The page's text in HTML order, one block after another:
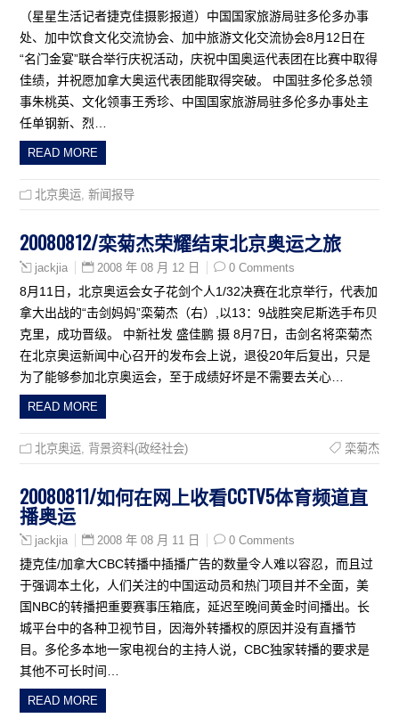
（星星生活记者捷克佳摄影报道）中国国家旅游局驻多伦多办事
处、加中饮食文化交流协会、加中旅游文化交流协会8月12日在
“名门金宴”联合举行庆祝活动，庆祝中国奥运代表团在比赛中取得
佳绩，并祝愿加拿大奥运代表团能取得突破。 中国驻多伦多总领
事朱桃英、文化领事王秀珍、中国国家旅游局驻多伦多办事处主
任单钢新、烈…
READ MORE
北京奥运 ,新闻报导
20080812/栾菊杰荣耀结束北京奥运之旅
jackjia 2008 年 08 月 12 日 0 Comments
8月11日，北京奥运会女子花剑个人1/32决赛在北京举行，代表加
拿大出战的“击剑妈妈”栾菊杰（右）,以13：9战胜突尼斯选手布贝
克里，成功晋级。 中新社发 盛佳鹏 摄 8月7日，击剑名将栾菊杰
在北京奥运新闻中心召开的发布会上说，退役20年后复出，只是
为了能够参加北京奥运会，至于成绩好坏是不需要去关心…
READ MORE
北京奥运 背景资料(政经社会) 栾菊杰
20080811/如何在网上收看CCTV5体育频道直
播奥运
jackjia 2008 年 08 月 11 日 0 Comments
捷克佳/加拿大CBC转播中插播广告的数量令人难以容忍，而且过
于强调本土化，人们关注的中国运动员和热门项目并不全面，美
国NBC的转播把重要赛事压箱底，延迟至晚间黄金时间播出。长
城平台中的各种卫视节目，因海外转播权的原因并没有直播节
目。多伦多本地一家电视台的主持人说，CBC独家转播的要求是
其他不可长时间…
READ MORE